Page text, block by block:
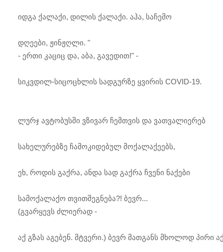
იდგა ქალაქი, დილის ქალაქი. აჰა, საჩემო
დღეები, ჟინჟღლი. "
- ერთი კაციც და, აბა, გავედით!" -
სიკვდილ-სიცოცხლის სადგურზე ყვირის COVID-19.
ლურჯ ავტობუსში ვზივარ ჩემთვის და ვათვალიერებ
სახელურებზე ჩამოკიდებულ მოქალაქეებს,
ეხ, როდის გაქრა, ანდა სად გაქრა ჩვენი ნაქები
სამოქალაქო თვითშეგნება?! ბევრ...
(გვარყევს ძლიერად -
აქ გზას აგებენ. მტვერი.) ბევრ მათგანს მხოლოდ პირი